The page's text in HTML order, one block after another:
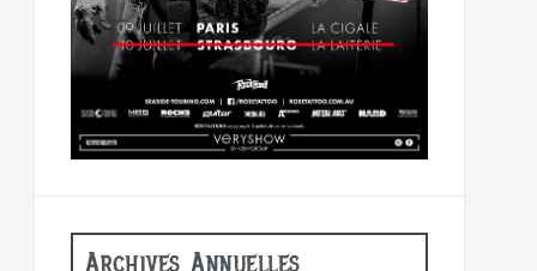
Archives Annuelles